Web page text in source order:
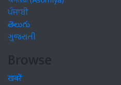
ਪੰਜਾਬੀ
తెలుగు
ગુજરાતી
Browse
खबरें